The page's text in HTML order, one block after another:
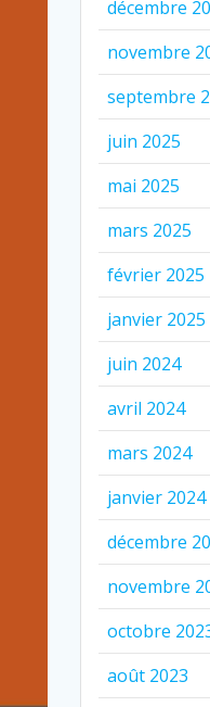
décembre
novembre
septembre
juin 2025
mai 2025
mars 2025
février 2025
janvier 2025
juin 2024
avril 2024
mars 2024
janvier 2024
décembre
novembre
octobre
août 2023